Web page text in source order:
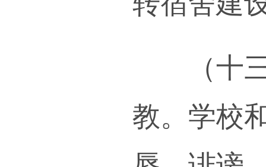
职业
教师
展支